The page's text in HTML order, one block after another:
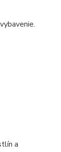
a